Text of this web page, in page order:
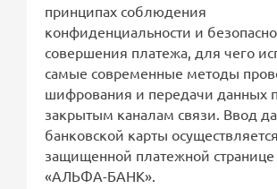
принципах соблюдения
конфиденциальности и
совершения платежа, для чего
самые современные методы
шифрования и передачи данных
закрытым каналам связи. Ввод
банковской карты
защищенной платежной
«АЛЬФА-БАНК».